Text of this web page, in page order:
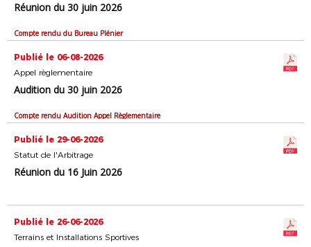
Réunion du 30 juin 2026
Compte rendu du Bureau Plénier
Publié le 06-08-2026
Appel règlementaire
Audition du 30 juin 2026
Compte rendu Audition Appel Règlementaire
Publié le 29-06-2026
Statut de l'Arbitrage
Réunion du 16 Juin 2026
Publié le 26-06-2026
Terrains et Installations Sportives